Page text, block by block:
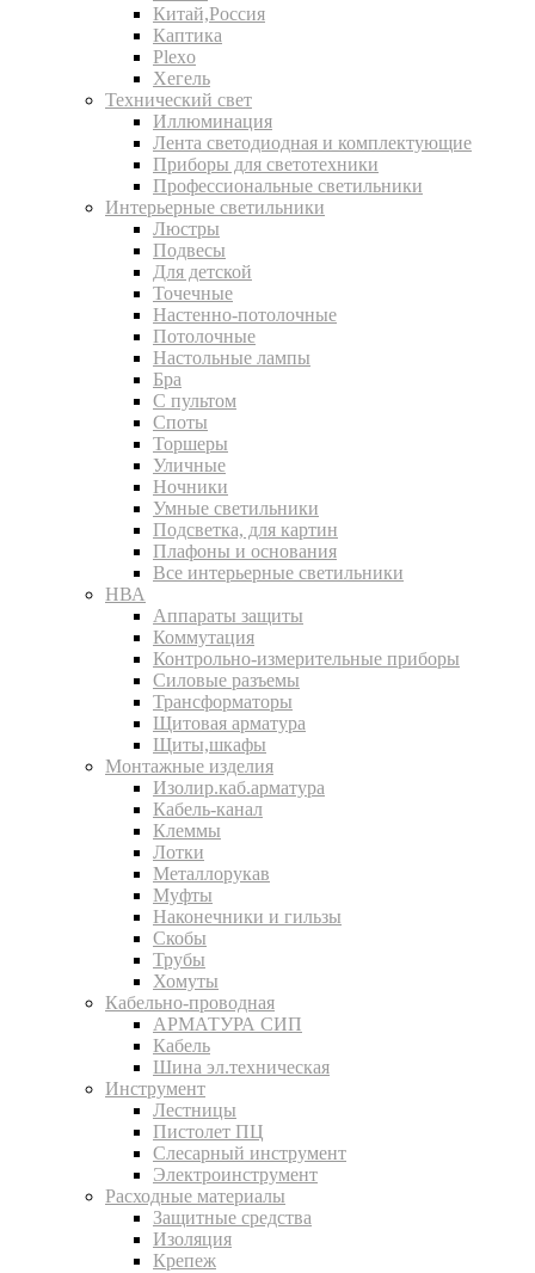
Китай,Россия
Каптика
Plexo
Хегель
Технический свет
Иллюминация
Лента светодиодная и комплектующие
Приборы для светотехники
Профессиональные светильники
Интерьерные светильники
Люстры
Подвесы
Для детской
Точечные
Настенно-потолочные
Потолочные
Настольные лампы
Бра
С пультом
Споты
Торшеры
Уличные
Ночники
Умные светильники
Подсветка, для картин
Плафоны и основания
Все интерьерные светильники
НВА
Аппараты защиты
Коммутация
Контрольно-измерительные приборы
Силовые разъемы
Трансформаторы
Щитовая арматура
Щиты,шкафы
Монтажные изделия
Изолир.каб.арматура
Кабель-канал
Клеммы
Лотки
Металлорукав
Муфты
Наконечники и гильзы
Скобы
Трубы
Хомуты
Кабельно-проводная
АРМАТУРА СИП
Кабель
Шина эл.техническая
Инструмент
Лестницы
Пистолет ПЦ
Слесарный инструмент
Электроинструмент
Расходные материалы
Защитные средства
Изоляция
Крепеж